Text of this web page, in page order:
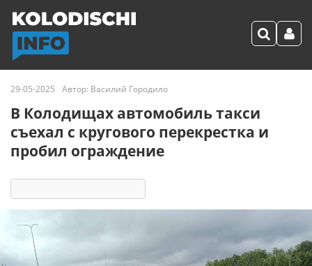
29-05-2025 Автор: Василий Городило
В Колодищах автомобиль такси
съехал с кругового перекрестка и
пробил ограждение